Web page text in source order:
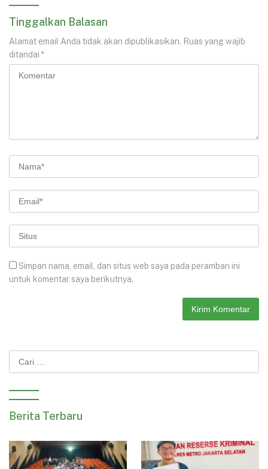
Tinggalkan Balasan
Alamat email Anda tidak akan dipublikasikan. Ruas yang wajib
ditandai *
Simpan nama, email, dan situs web saya pada peramban ini
untuk komentar saya berikutnya.
Berita Terbaru